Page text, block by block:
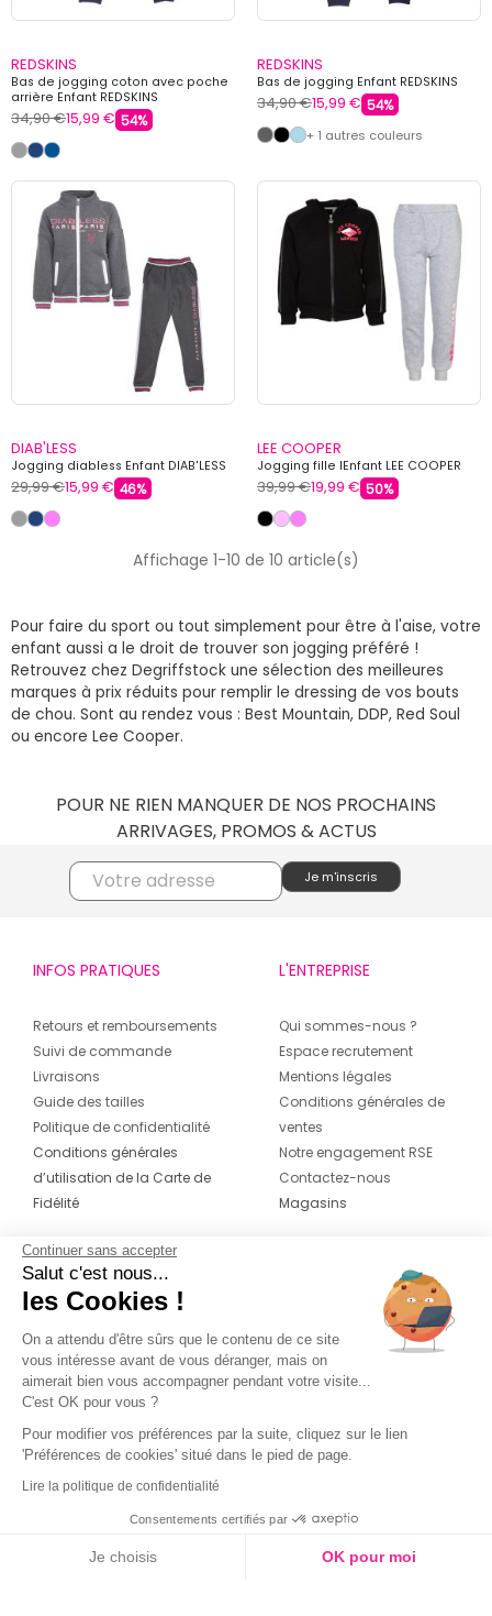
REDSKINS
Bas de jogging coton avec poche
arrière Enfant REDSKINS
34,90 €15,99 € 54%
REDSKINS
Bas de jogging Enfant REDSKINS
34,90 €15,99 € 54%
+ 1 autres couleurs
DIAB'LESS
Jogging diabless Enfant DIAB'LESS
29,99 €15,99 € 46%
LEE COOPER
Jogging fille lEnfant LEE COOPER
39,99 €19,99 € 50%
Affichage 1-10 de 10 article(s)
Pour faire du sport ou tout simplement pour être à l'aise, votre
enfant aussi a le droit de trouver son jogging préféré !
Retrouvez chez Degriffstock une sélection des meilleures
marques à prix réduits pour remplir le dressing de vos bouts
de chou. Sont au rendez vous : Best Mountain, DDP, Red Soul
ou encore Lee Cooper.
POUR NE RIEN MANQUER DE NOS PROCHAINS
ARRIVAGES, PROMOS & ACTUS
INFOS PRATIQUES
Retours et remboursements
Suivi de commande
Livraisons
Guide des tailles
Politique de confidentialité
Conditions générales
d’utilisation de la Carte de
Fidélité
L'ENTREPRISE
Qui sommes-nous ?
Espace recrutement
Mentions légales
Conditions générales de
ventes
Notre engagement RSE
Contactez-nous
Magasins
CONTACT
04 42 20 78 42
Du lundi au jeudi de 8h30 à 16h30 & le
vendredi de 8h30 à 15h30
Continuer sans accepter
Salut c'est nous...
les Cookies !
On a attendu d'être sûrs que le contenu de ce site
vous intéresse avant de vous déranger, mais on
aimerait bien vous accompagner pendant votre visite...
C'est OK pour vous ?
Pour modifier vos préférences par la suite, cliquez sur le lien
'Préférences de cookies' situé dans le pied de page.
Lire la politique de confidentialité
Consentements certifiés par
Je choisis OK pour moi